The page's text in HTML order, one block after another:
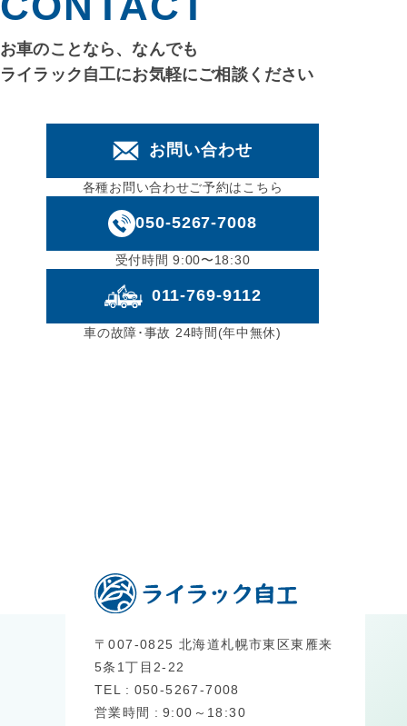
お車のことなら、なんでも
ライラック自工にお気軽にご相談ください
お問い合わせ
各種お問い合わせご予約はこちら
050-5267-7008
受付時間 9:00〜18:30
011-769-9112
車の故障･事故 24時間(年中無休)
〒007-0825 北海道札幌市東区東雁来
5条1丁目2-22
TEL
050-5267-7008
営業時間
9:00～18:30